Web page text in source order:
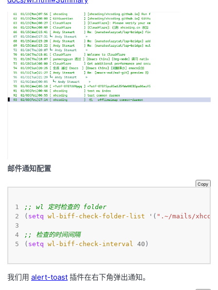
邮件通知配置
Copy
1
2
3
4
5
;; wl 定时检查的 folder
( setq wl-biff-check-folder-list ' ( ".~/mails/
;; 检查的时间间隔
( setq wl-biff-check-interval 40 )
我们用 alert-toast 插件在右下角弹出通知。